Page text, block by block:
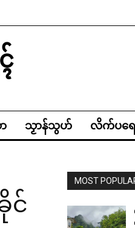
သၟာန်သွဟ် လိက်ပရ
င်
MOST